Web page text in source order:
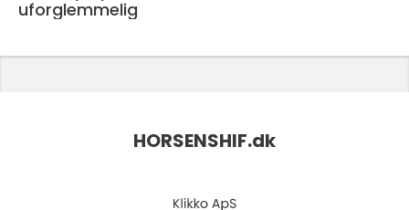
uforglemmelig
HORSENSHIF.dk